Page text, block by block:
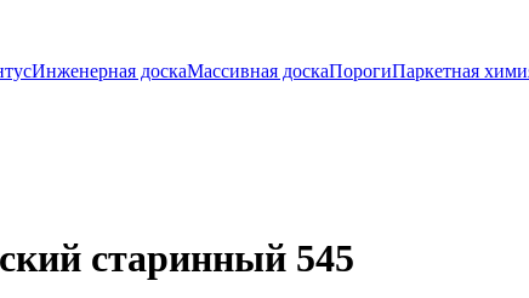
Инженерная доскаМассивная доскаПорогиПаркетная
старинный 545